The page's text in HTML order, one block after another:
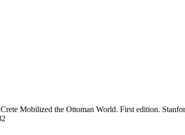
Mobilized the Ottoman World. First edition.